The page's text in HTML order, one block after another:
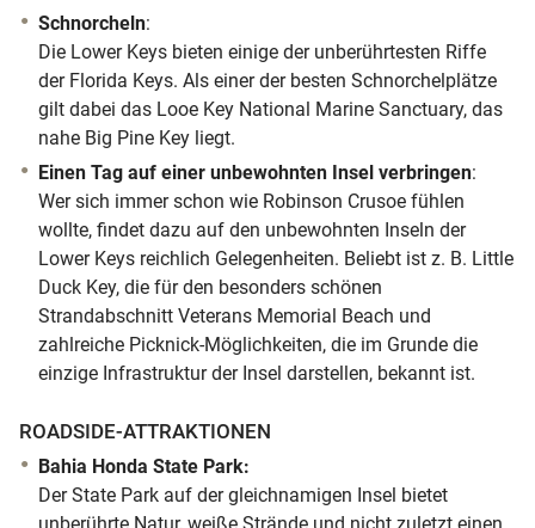
Schnorcheln:
Die Lower Keys bieten einige der unberührtesten Riffe
der Florida Keys. Als einer der besten Schnorchelplätze
gilt dabei das Looe Key National Marine Sanctuary, das
nahe Big Pine Key liegt.
Einen Tag auf einer unbewohnten Insel verbringen:
Wer sich immer schon wie Robinson Crusoe fühlen
wollte, findet dazu auf den unbewohnten Inseln der
Lower Keys reichlich Gelegenheiten. Beliebt ist z. B. Little
Duck Key, die für den besonders schönen
Strandabschnitt Veterans Memorial Beach und
zahlreiche Picknick-Möglichkeiten, die im Grunde die
einzige Infrastruktur der Insel darstellen, bekannt ist.
ROADSIDE-ATTRAKTIONEN
Bahia Honda State Park:
Der State Park auf der gleichnamigen Insel bietet
unberührte Natur, weiße Strände und nicht zuletzt einen